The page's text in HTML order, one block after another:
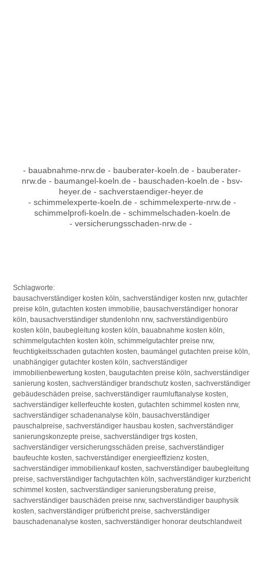
- bauabnahme-nrw.de - bauberater-koeln.de - bauberater-
nrw.de - baumangel-koeln.de - bauschaden-koeln.de - bsv-
heyer.de - sachverstaendiger-heyer.de
- schimmelexperte-koeln.de - schimmelexperte-nrw.de -
schimmelprofi-koeln.de - schimmelschaden-koeln.de
- versicherungsschaden-nrw.de -
Schlagworte:
bausachverständiger kosten köln, sachverständiger kosten nrw, gutachter
preise köln, gutachten kosten immobilie, bausachverständiger honorar
köln, bausachverständiger stundenlohn nrw, sachverständigenbüro
kosten köln, baubegleitung kosten köln, bauabnahme kosten köln,
schimmelgutachten kosten köln, schimmelgutachter preise nrw,
feuchtigkeitsschaden gutachten kosten, baumängel gutachten preise köln,
unabhängiger gutachter kosten köln, sachverständiger
immobilienbewertung kosten, baugutachten preise köln, sachverständiger
sanierung kosten, sachverständiger brandschutz kosten, sachverständiger
gebäudeschäden preise, sachverständiger raumluftanalyse kosten,
sachverständiger kellerfeuchte kosten, gutachten schimmel kosten nrw,
sachverständiger schadenanalyse köln, bausachverständiger
pauschalpreise, sachverständiger hausbau kosten, sachverständiger
sanierungskonzepte preise, sachverständiger trgs kosten,
sachverständiger versicherungsschäden preise, sachverständiger
baufeuchte kosten, sachverständiger energieeffizienz kosten,
sachverständiger immobilienkauf kosten, sachverständiger baubegleitung
preise, sachverständiger fachgutachten köln, sachverständiger kurzbericht
schimmel kosten, sachverständiger sanierungsberatung preise,
sachverständiger bauschäden preise nrw, sachverständiger bauphysik
kosten, sachverständiger prüfbericht preise, sachverständiger
bauschadenanalyse kosten, sachverständiger honorar deutschlandweit